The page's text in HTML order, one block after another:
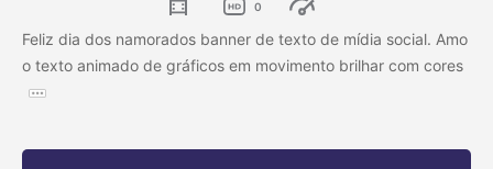
0
Feliz dia dos namorados banner de texto de mídia social. Amo
o texto animado de gráficos em movimento brilhar com cores